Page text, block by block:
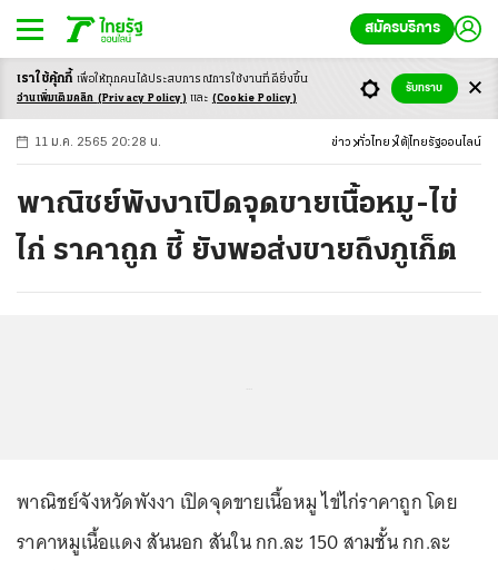
สมัครบริการ
-ก ก ก+
11 ม.ค. 2565 20:28 น. ข่าว ทั่วไทย ใต้ ไทยรัฐออนไลน์
พาณิชย์พังงาเปิดจุดขายเนื้อหมู-ไข่
ไก่ ราคาถูก ชี้ ยังพอส่งขายถึงภูเก็ต
พาณิชย์จังหวัดพังงา เปิดจุดขายเนื้อหมู ไข่ไก่ราคาถูก โดย
ราคาหมูเนื้อแดง สันนอก สันใน กก.ละ 150 สามชั้น กก.ละ
เราใช้คุ้กกี้ เพื่อให้ทุกคนได้ประสบการณ์การใช้งานที่ดียิ่งขึ้น
อ่านเพิ่มเติมคลิก (Privacy Policy) และ (Cookie Policy)
รับทราบ